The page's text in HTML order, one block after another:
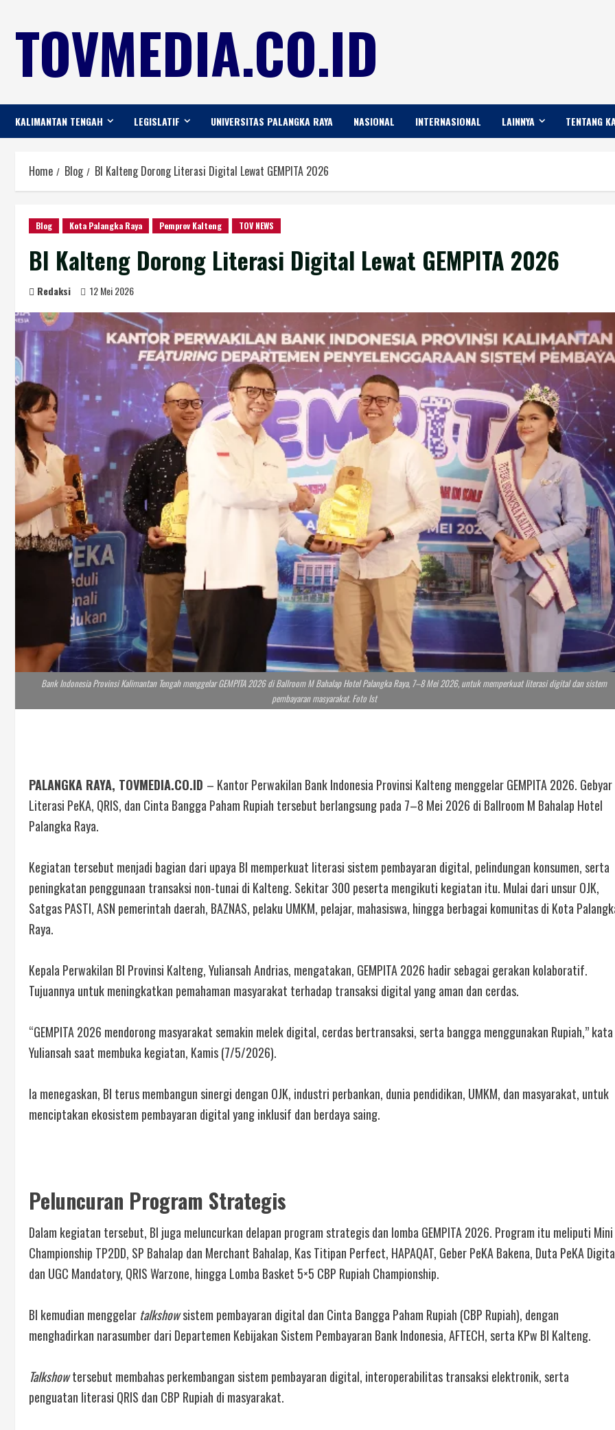
TOVMEDIA.CO.ID
KALIMANTAN TENGAH LEGISLATIF UNIVERSITAS PALANGKA RAYA NASIONAL INTERNASIONAL LAINNYA TENTANG
Home Blog BI Kalteng Dorong Literasi Digital Lewat GEMPITA 2026
Blog Kota Palangka Raya Pemprov Kalteng TOV NEWS
BI Kalteng Dorong Literasi Digital Lewat GEMPITA 2026
Redaksi 12 Mei 2026
Bank Indonesia Provinsi Kalimantan Tengah menggelar GEMPITA 2026 di Ballroom M Bahalap Hotel Palangka Raya, 7–8 Mei 2026, untuk memperkuat literasi digital dan sistem
pembayaran masyarakat. Foto Ist
PALANGKA RAYA, TOVMEDIA.CO.ID – Kantor Perwakilan Bank Indonesia Provinsi Kalteng menggelar GEMPITA 2026. Gebyar
Literasi PeKA, QRIS, dan Cinta Bangga Paham Rupiah tersebut berlangsung pada 7–8 Mei 2026 di Ballroom M Bahalap Hotel
Palangka Raya.
Kegiatan tersebut menjadi bagian dari upaya BI memperkuat literasi sistem pembayaran digital, pelindungan konsumen, serta
peningkatan penggunaan transaksi non-tunai di Kalteng. Sekitar 300 peserta mengikuti kegiatan itu. Mulai dari unsur OJK,
Satgas PASTI, ASN pemerintah daerah, BAZNAS, pelaku UMKM, pelajar, mahasiswa, hingga berbagai komunitas di Kota
Raya.
Kepala Perwakilan BI Provinsi Kalteng, Yuliansah Andrias, mengatakan, GEMPITA 2026 hadir sebagai gerakan kolaboratif.
Tujuannya untuk meningkatkan pemahaman masyarakat terhadap transaksi digital yang aman dan cerdas.
“GEMPITA 2026 mendorong masyarakat semakin melek digital, cerdas bertransaksi, serta bangga menggunakan Rupiah,” kata
Yuliansah saat membuka kegiatan, Kamis (7/5/2026).
Ia menegaskan, BI terus membangun sinergi dengan OJK, industri perbankan, dunia pendidikan, UMKM, dan masyarakat, untuk
menciptakan ekosistem pembayaran digital yang inklusif dan berdaya saing.
Peluncuran Program Strategis
Dalam kegiatan tersebut, BI juga meluncurkan delapan program strategis dan lomba GEMPITA 2026. Program itu meliputi Mini
Championship TP2DD, SP Bahalap dan Merchant Bahalap, Kas Titipan Perfect, HAPAQAT, Geber PeKA Bakena, Duta PeKA
dan UGC Mandatory, QRIS Warzone, hingga Lomba Basket 5×5 CBP Rupiah Championship.
BI kemudian menggelar talkshowsistem pembayaran digital dan Cinta Bangga Paham Rupiah (CBP Rupiah), dengan
menghadirkan narasumber dari Departemen Kebijakan Sistem Pembayaran Bank Indonesia, AFTECH, serta KPw BI Kalteng.
Talkshowtersebut membahas perkembangan sistem pembayaran digital, interoperabilitas transaksi elektronik, serta
penguatan literasi QRIS dan CBP Rupiah di masyarakat.